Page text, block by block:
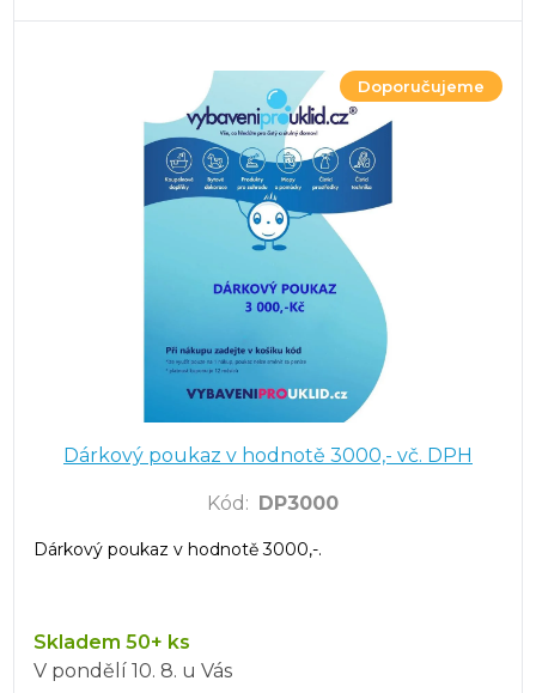
Doporučujeme
Dárkový poukaz v hodnotě 3000,- vč. DPH
Kód : DP3000
Dárkový poukaz v hodnotě 3000,-.
Skladem 50+ ks
V pondělí 10. 8. u Vás